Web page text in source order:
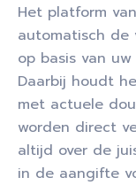
Het platform
automatisch de
op basis van
Daarbij houdt
met actuele
worden direct
altijd over de
in de aangifte